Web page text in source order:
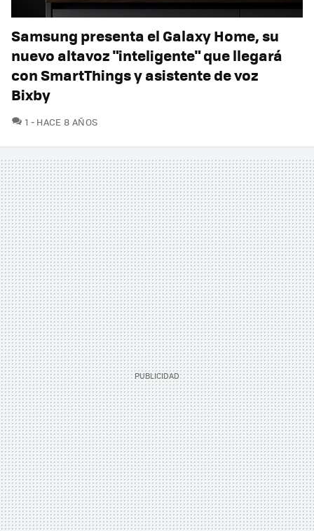
Samsung presenta el Galaxy Home, su
nuevo altavoz "inteligente" que llegará
con SmartThings y asistente de voz
Bixby
1 COMENTARIOS
HACE 8 AÑOS